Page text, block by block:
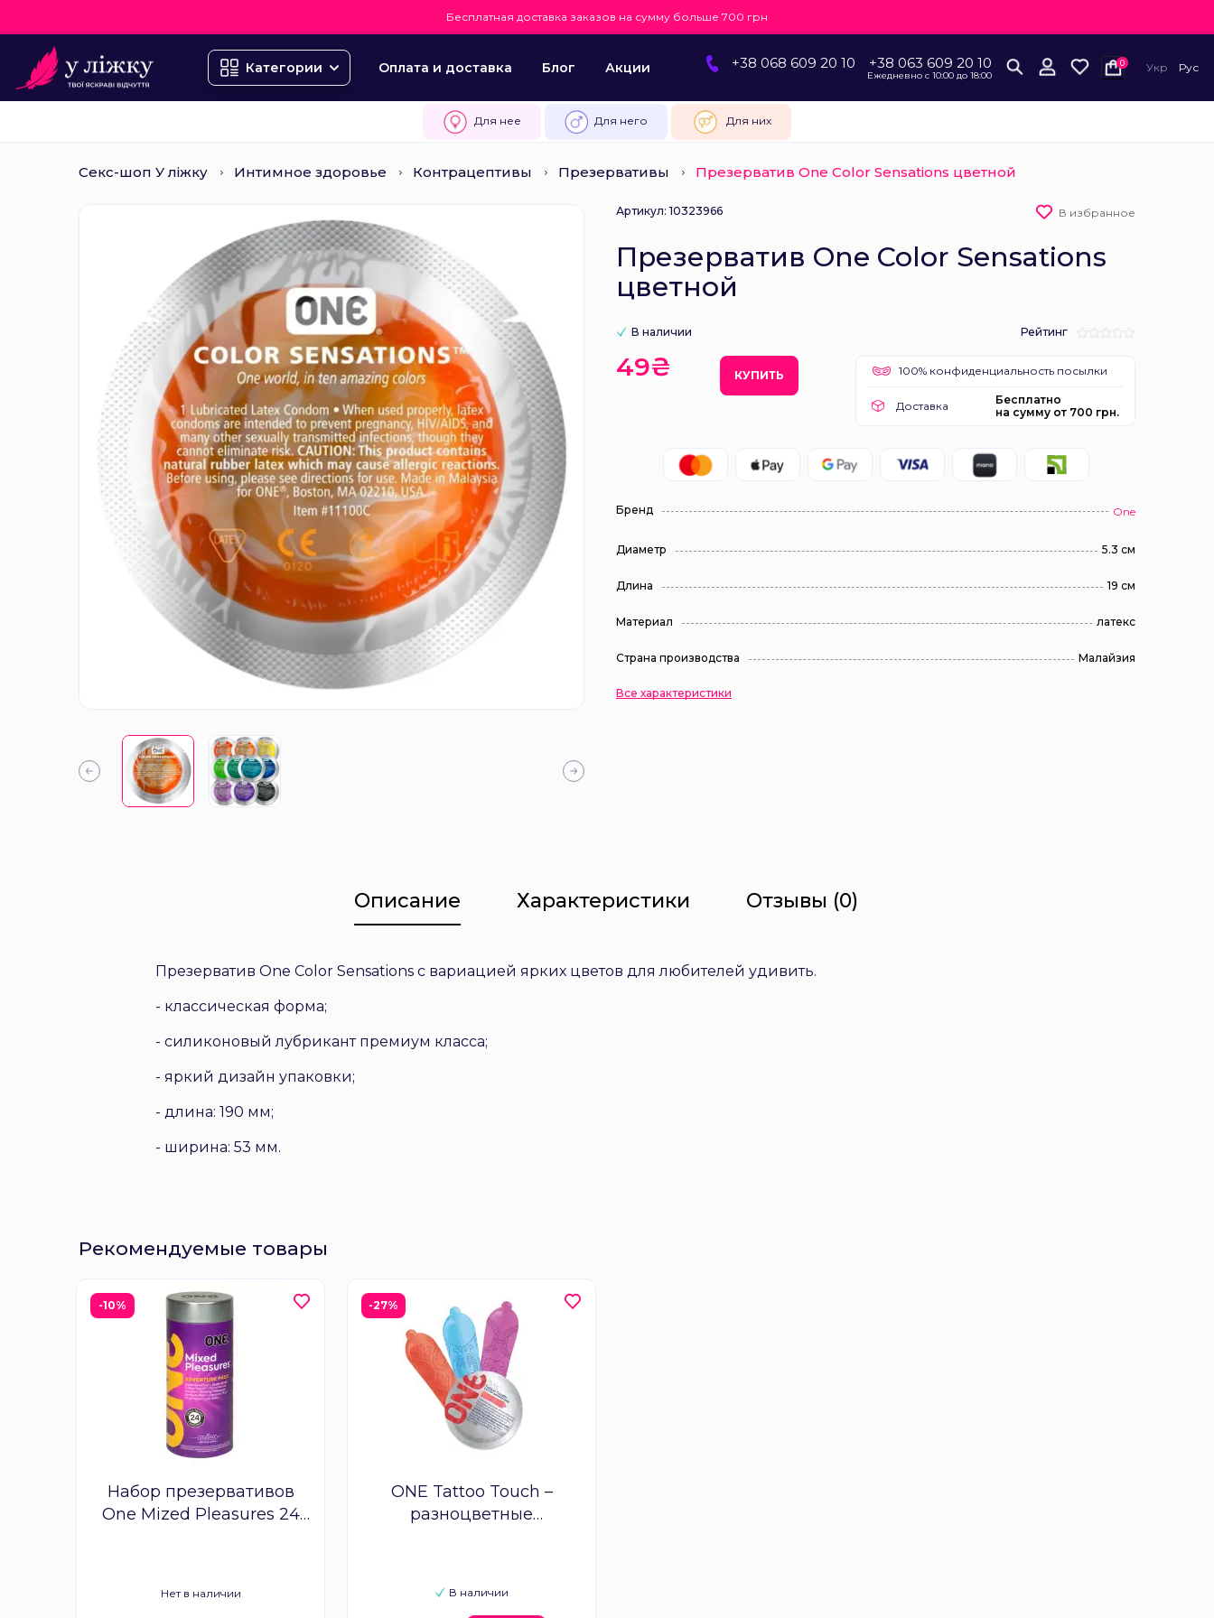
Бесплатная доставка заказов на сумму больше 700 грн
Категории Оплата и доставка Блог Акции +38 068 609 20 10 +38 063 609 20 10
Ежедневно с 10:00 до 18:00
0 Укр Рус
Для нее Для него Для них
Секс-шоп У ліжку Интимное здоровье Контрацептивы Презервативы Презерватив One Color Sensations цветной
Артикул: 10323966 В избранное
Презерватив One Color Sensations
цветной
В наличии Рейтинг
49₴ КУПИТЬ 100% конфиденциальность посылки
Доставка
Бесплатно
на сумму от 700 грн.
Бренд One
Диаметр 5.3 см
Длина 19 см
Материал латекс
Страна производства Малайзия
Все характеристики
Описание Характеристики Отзывы (0)
Презерватив One Color Sensations с вариацией ярких цветов для любителей удивить.
- классическая форма;
- силиконовый лубрикант премиум класса;
- яркий дизайн упаковки;
- длина: 190 мм;
- ширина: 53 мм.
Рекомендуемые товары
-10%
Набор презервативов
One Mized Pleasures 24
Нет в наличии
-27%
ONE Tattoo Touch –
разноцветные
В наличии